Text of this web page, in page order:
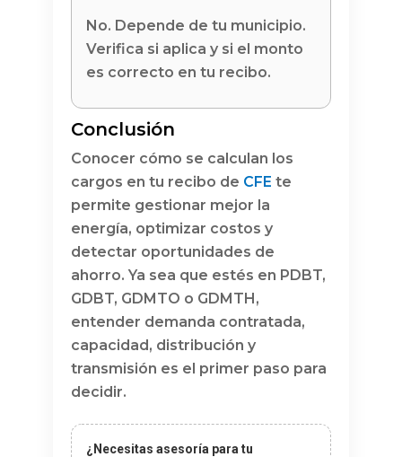
No. Depende de tu municipio.
Verifica si aplica y si el monto
es correcto en tu recibo.
Conclusión
Conocer cómo se calculan los
cargos en tu recibo de CFE te
permite gestionar mejor la
energía, optimizar costos y
detectar oportunidades de
ahorro. Ya sea que estés en PDBT,
GDBT, GDMTO o GDMTH,
entender demanda contratada,
capacidad, distribución y
transmisión es el primer paso para
decidir.
¿Necesitas asesoría para tu